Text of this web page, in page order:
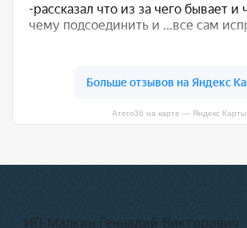
Атего36 на карте — Яндекс Карты
ИП Малкин Геннадий Викторович